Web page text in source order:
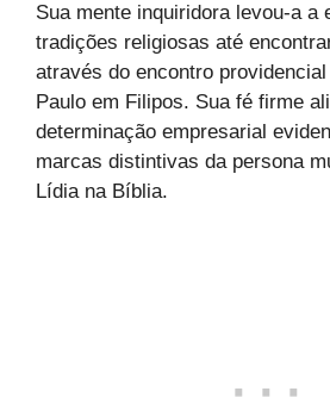
Sua mente inquiridora levou-a a
tradições religiosas até
através do encontro
Paulo em Filipos. Sua fé firme
determinação empresarial
marcas distintivas da persona
Lídia na Bíblia.